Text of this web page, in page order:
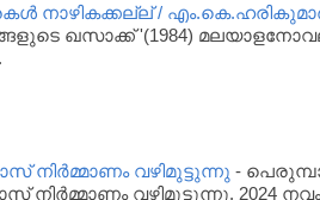
നാഴികക്കല്ല് /
ഖസാക്ക് '(1984)
നിര്‍മ്മാണം വഴിമുട്ടുന്നു -
നിര്‍മ്മാണം വഴിമുട്ടുന്നു. 2024